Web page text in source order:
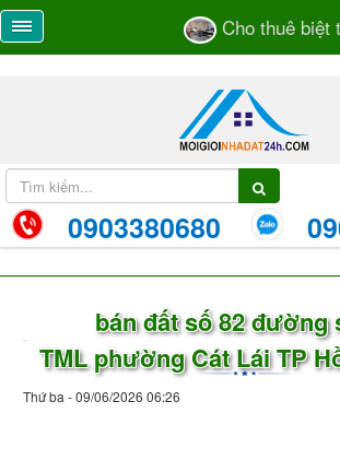
Cho thuê biệt
0903380680
bán đất số 82 đường
TML phường Cát Lái TP
Thứ ba - 09/06/2026 06:26